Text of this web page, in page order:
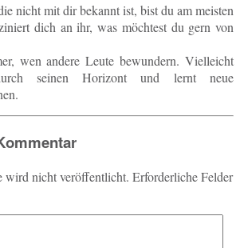
nicht mit dir be­kannt ist, bist du am meis­ten
dich an ihr, was möch­test du gern von
wen andere Leute be­wun­dern. Viel­leicht
seinen Ho­ri­zont und lernt neue
wird nicht veröffentlicht. Erforderliche Felder